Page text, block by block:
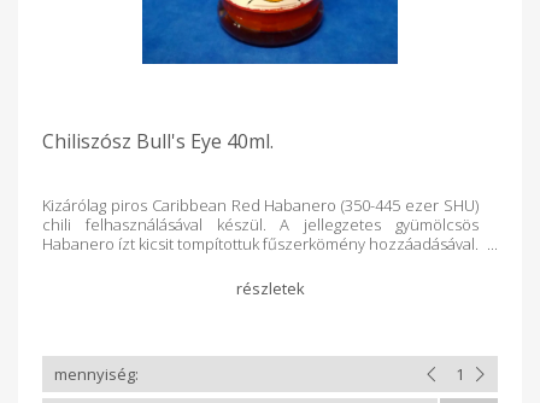
Chiliszósz Bull's Eye 40ml.
Kizárólag piros Caribbean Red Habanero (350-445 ezer SHU)
chili felhasználásával készül. A jellegzetes gyümölcsös
Habanero ízt kicsit tompítottuk fűszerkömény hozzáadásával.
által egyes magyaros ételekhez is passzol. Természetesen a
sült és grillezett húsokhoz, pizzákhoz is kiváló. Összetétel: